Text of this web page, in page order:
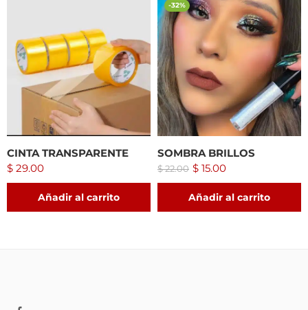
CINTA TRANSPARENTE
$ 29.00
Añadir al carrito
-32%
SOMBRA BRILLOS
$22.00 $ 15.00
Añadir al carrito